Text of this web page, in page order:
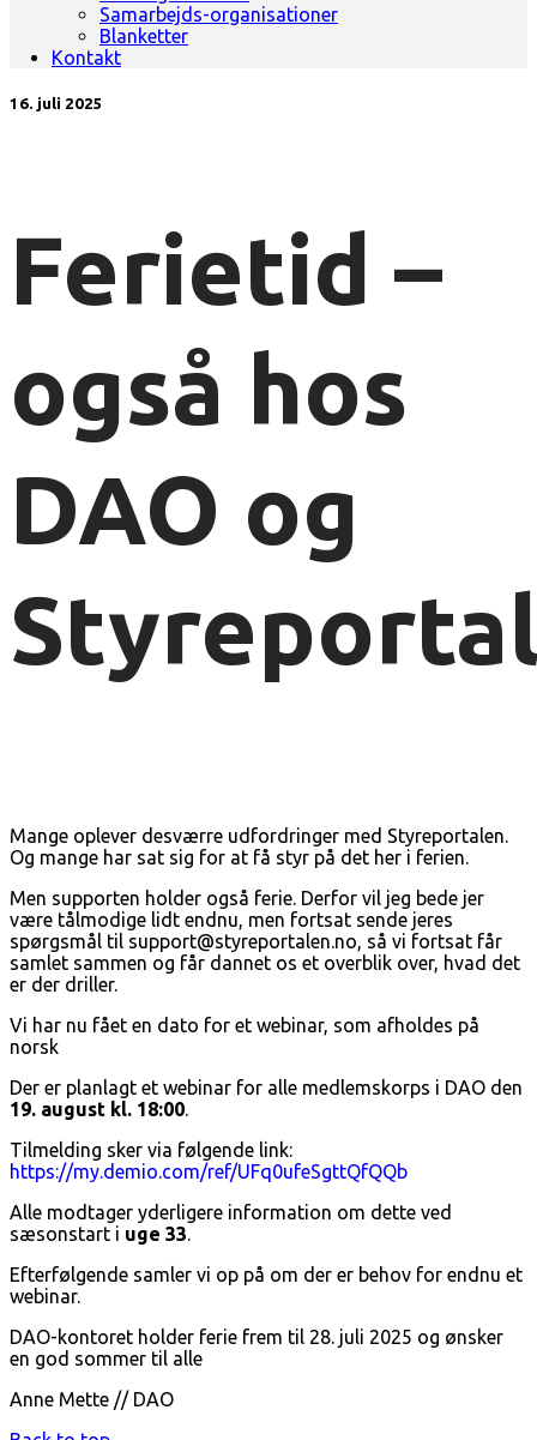
Samarbejds-organisationer
Blanketter
Kontakt
16. juli 2025
Ferietid –
også hos
DAO og
Mange oplever desværre udfordringer med Styreportalen.
Og mange har sat sig for at få styr på det her i ferien.
Men supporten holder også ferie. Derfor vil jeg bede jer
være tålmodige lidt endnu, men fortsat sende jeres
spørgsmål til support@styreportalen.no, så vi fortsat får
samlet sammen og får dannet os et overblik over, hvad det
er der driller.
Vi har nu fået en dato for et webinar, som afholdes på
norsk
Der er planlagt et webinar for alle medlemskorps i DAO den
19. august kl. 18:00.
Tilmelding sker via følgende link:
https://my.demio.com/ref/UFq0ufeSgttQfQQb
Alle modtager yderligere information om dette ved
sæsonstart i uge 33.
Efterfølgende samler vi op på om der er behov for endnu et
webinar.
DAO-kontoret holder ferie frem til 28. juli 2025 og ønsker
en god sommer til alle
Anne Mette // DAO